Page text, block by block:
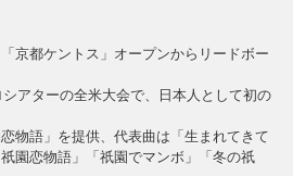
京都ケントス」オープンからリードボー
アターの全米大会で、日本人として初の
物語」を提供、代表曲は「生まれてきて
園恋物語」「祇園でマンボ」「冬の祇